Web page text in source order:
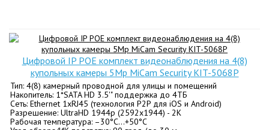
Цифровой IP POE комплект видеонаблюдения на 4(8)
купольных камеры 5Mp MiCam Security KIT-5068P
Тип: 4(8) камерный проводной для улицы и помещений
Накопитель: 1*SATA HD 3.5'" поддержка до 4ТБ
Сеть: Ethernet 1хRJ45 (технология P2P для iOS и Android)
Разрешение: UltraHD 1944p (2592х1944) - 2K
Рабочая температура: –30°C…+50°C